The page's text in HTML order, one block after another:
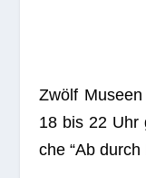
Zwölf
18 bis 22 Uhr
che “Ab durch